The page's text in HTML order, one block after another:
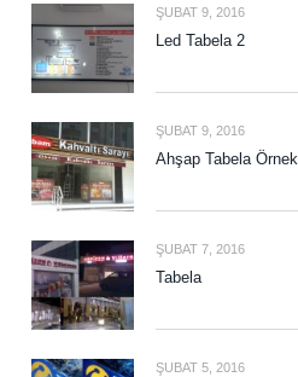
ŞUBAT 9, 2016
Led Tabela 2
ŞUBAT 9, 2016
Ahşap Tabela Örnek
ŞUBAT 7, 2016
Tabela
ŞUBAT 5, 2016